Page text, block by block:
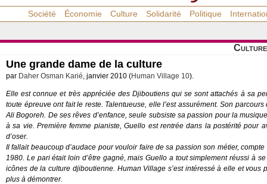
Société Économie Culture Solidarité Politique
Culture
Une grande dame de la culture
par Daher Osman Karié, janvier 2010 (Human Village 10).
Elle est connue et très appréciée des Djiboutiens qui se sont attachés à sa
toute épreuve ont fait le reste. Talentueuse, elle l’est assurément. Son
Ali Bogoreh. De ses rêves d’enfance, seule subsiste sa passion pour la
à sa vie. Première femme pianiste, Guello est rentrée dans la postérité
d’oser.
Il fallait beaucoup d’audace pour vouloir faire de sa passion son métier,
1980. Le pari était loin d’être gagné, mais Guello a tout simplement réussi à
icônes de la culture djiboutienne. Human Village s’est intéressé à elle et vous
plus à démontrer.